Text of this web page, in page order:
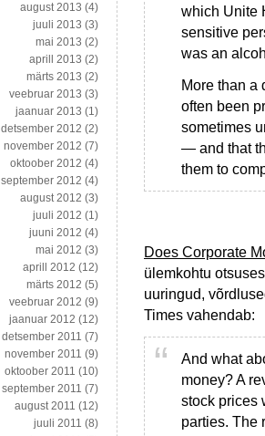
which Unite
sensitive
was an
More than a
often been
sometimes
— and that
them to
Does Corporate
ülemkohtu
uuringud,
Times vahendab:
And what
money? A
stock prices
parties. The
august 2013 (4)
juuli 2013 (3)
mai 2013 (2)
aprill 2013 (2)
märts 2013 (2)
veebruar 2013 (3)
jaanuar 2013 (1)
detsember 2012 (2)
november 2012 (7)
oktoober 2012 (4)
september 2012 (4)
august 2012 (3)
juuli 2012 (1)
juuni 2012 (4)
mai 2012 (3)
aprill 2012 (12)
märts 2012 (5)
veebruar 2012 (9)
jaanuar 2012 (12)
detsember 2011 (7)
november 2011 (9)
oktoober 2011 (10)
september 2011 (7)
august 2011 (12)
juuli 2011 (8)